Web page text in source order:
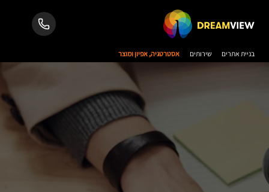
בניית אתרים שירותים אסטרטגיה, אפיון ומוצר